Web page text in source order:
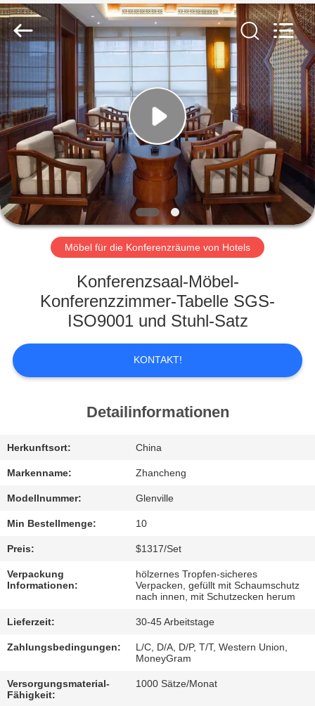
ZU
HAUSE
PRODUKTE
VIDEOS
VR-
SHOW
ÜBER
WERKSBESICHTIGUNG
QUALITÄTSKONTROLLE
BITTE
UM
EIN
ANGEBOT
SITEMAP
2026
ZENCO.
Rights
Reserved.
Möbel für die Konferenzräume von Hotels
Konferenzsaal-Möbel-
Konferenzzimmer-Tabelle SGS-
ISO9001 und Stuhl-Satz
KONTAKT!
Detailinformationen
Herkunftsort: China
Markenname: Zhancheng
Modellnummer: Glenville
Min Bestellmenge: 10
Preis: $1317/Set
Verpackung
Informationen:
hölzernes Tropfen-sicheres
Verpacken, gefüllt mit Schaumschutz
nach innen, mit Schutzecken herum
Lieferzeit: 30-45 Arbeitstage
Zahlungsbedingungen:
L/C, D/A, D/P, T/T, Western Union,
MoneyGram
Versorgungsmaterial-
Fähigkeit:
1000 Sätze/Monat